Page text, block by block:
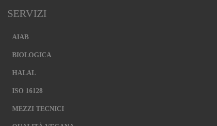
SERVIZI
AIAB
BIOLOGICA
HALAL
ISO 16128
MEZZI TECNICI